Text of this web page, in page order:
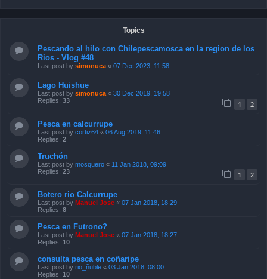
Topics
Pescando al hilo con Chilepescamosca en la region de los
Rios - Vlog #48
Last post by simonuca « 07 Dec 2023, 11:58
Lago Huishue
Last post by simonuca « 30 Dec 2019, 19:58
Replies: 33 1 2
Pesca en calcurrupe
Last post by cortiz64 « 06 Aug 2019, 11:46
Replies: 2
Truchón
Last post by mosquero « 11 Jan 2018, 09:09
Replies: 23 1 2
Botero rio Calcurrupe
Last post by Manuel Jose « 07 Jan 2018, 18:29
Replies: 8
Pesca en Futrono?
Last post by Manuel Jose « 07 Jan 2018, 18:27
Replies: 10
consulta pesca en coñaripe
Last post by rio_ñuble « 03 Jan 2018, 08:00
Replies: 10